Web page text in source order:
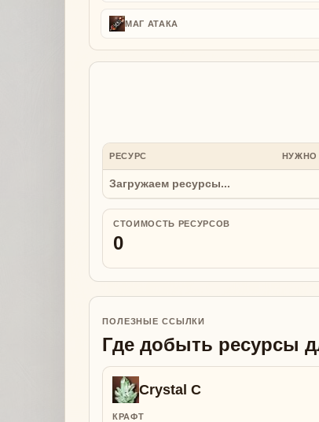
МАГ АТАКА
РЕСУРС НУЖНО
Загружаем ресурсы...
СТОИМОСТЬ РЕСУРСОВ
0
ПОЛЕЗНЫЕ ССЫЛКИ
Где добыть ресурсы
Crystal C
КРАФТ